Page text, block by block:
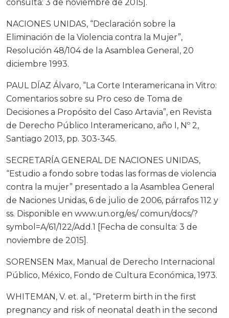
consulta: 3 de noviembre de 2015].
NACIONES UNIDAS, “Declaración sobre la
Eliminación de la Violencia contra la Mujer”,
Resolución 48/104 de la Asamblea General, 20
diciembre 1993.
PAUL DÍAZ Álvaro, “La Corte Interamericana in Vitro:
Comentarios sobre su Pro ceso de Toma de
Decisiones a Propósito del Caso Artavia”, en Revista
de Derecho Público Interamericano, año I, Nº 2,
Santiago 2013, pp. 303-345.
SECRETARÍA GENERAL DE NACIONES UNIDAS,
“Estudio a fondo sobre todas las formas de violencia
contra la mujer” presentado a la Asamblea General
de Naciones Unidas, 6 de julio de 2006, párrafos 112 y
ss. Disponible en www.un.org/es/ comun/docs/?
symbol=A/61/122/Add.1 [Fecha de consulta: 3 de
noviembre de 2015].
SORENSEN Max, Manual de Derecho Internacional
Público, México, Fondo de Cultura Económica, 1973.
WHITEMAN, V. et. al., “Preterm birth in the first
pregnancy and risk of neonatal death in the second